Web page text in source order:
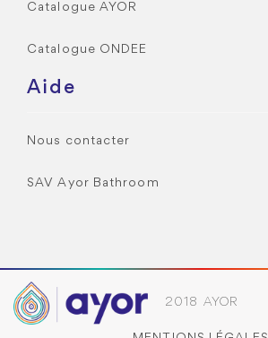
Catalogue AYOR
Catalogue ONDEE
Aide
Nous contacter
SAV Ayor Bathroom
2018 AYOR